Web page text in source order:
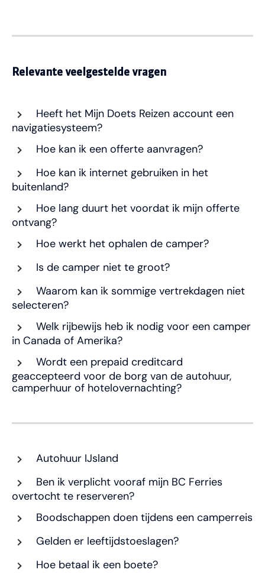
Relevante veelgestelde vragen
Heeft het Mijn Doets Reizen account een
navigatiesysteem?
Hoe kan ik een offerte aanvragen?
Hoe kan ik internet gebruiken in het
buitenland?
Hoe lang duurt het voordat ik mijn offerte
ontvang?
Hoe werkt het ophalen de camper?
Is de camper niet te groot?
Waarom kan ik sommige vertrekdagen niet
selecteren?
Welk rijbewijs heb ik nodig voor een camper
in Canada of Amerika?
Wordt een prepaid creditcard
geaccepteerd voor de borg van de autohuur,
camperhuur of hotelovernachting?
Autohuur IJsland
Ben ik verplicht vooraf mijn BC Ferries
overtocht te reserveren?
Boodschappen doen tijdens een camperreis
Gelden er leeftijdstoeslagen?
Hoe betaal ik een boete?